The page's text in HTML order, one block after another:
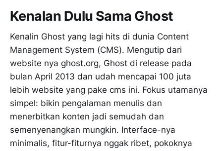
Kenalan Dulu Sama Ghost
Kenalin Ghost yang lagi hits di dunia Content
Management System (CMS). Mengutip dari
website nya ghost.org, Ghost di release pada
bulan April 2013 dan udah mencapai 100 juta
lebih website yang pake cms ini. Fokus utamanya
simpel: bikin pengalaman menulis dan
menerbitkan konten jadi semudah dan
semenyenangkan mungkin. Interface-nya
minimalis, fitur-fiturnya nggak ribet, pokoknya